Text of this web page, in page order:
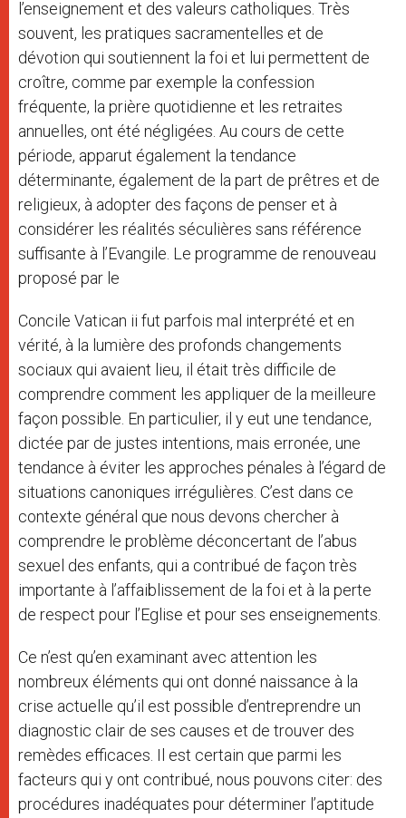
l’enseignement et des valeurs catholiques. Très
souvent, les pratiques sacramentelles et de
dévotion qui soutiennent la foi et lui permettent de
croître, comme par exemple la confession
fréquente, la prière quotidienne et les retraites
annuelles, ont été négligées. Au cours de cette
période, apparut également la tendance
déterminante, également de la part de prêtres et de
religieux, à adopter des façons de penser et à
considérer les réalités séculières sans référence
suffisante à l’Evangile. Le programme de renouveau
proposé par le
Concile Vatican ii fut parfois mal interprété et en
vérité, à la lumière des profonds changements
sociaux qui avaient lieu, il était très difficile de
comprendre comment les appliquer de la meilleure
façon possible. En particulier, il y eut une tendance,
dictée par de justes intentions, mais erronée, une
tendance à éviter les approches pénales à l’égard de
situations canoniques irrégulières. C’est dans ce
contexte général que nous devons chercher à
comprendre le problème déconcertant de l’abus
sexuel des enfants, qui a contribué de façon très
importante à l’affaiblissement de la foi et à la perte
de respect pour l’Eglise et pour ses enseignements.
Ce n’est qu’en examinant avec attention les
nombreux éléments qui ont donné naissance à la
crise actuelle qu’il est possible d’entreprendre un
diagnostic clair de ses causes et de trouver des
remèdes efficaces. Il est certain que parmi les
facteurs qui y ont contribué, nous pouvons citer: des
procédures inadéquates pour déterminer l’aptitude